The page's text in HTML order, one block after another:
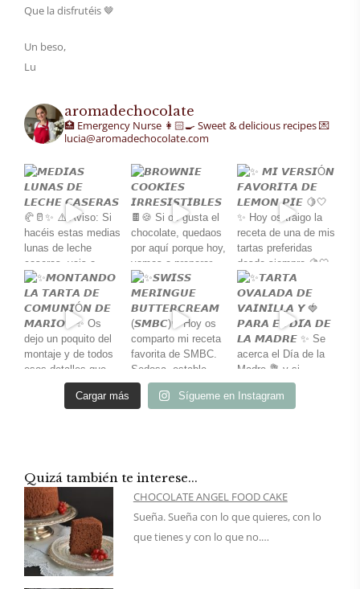
Que la disfrutéis 🤎
Un beso,
Lu
aromadechocolate
🏥 Emergency Nurse 👩🏻‍🍳 Sweet & delicious recipes💌
lucia@aromadechocolate.com
Cargar más Sígueme en Instagram
Quizá también te interese...
CHOCOLATE ANGEL FOOD CAKE
Sueña. Sueña con lo que quieres, con lo
que tienes y con lo que no.…